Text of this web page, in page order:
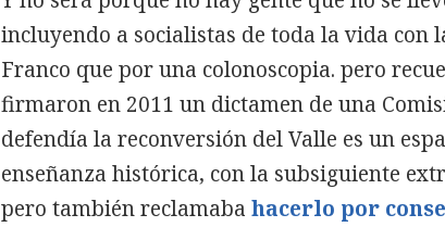
incluyendo a socialistas de toda la vida con
Franco que por una colonoscopia. pero
firmaron en 2011 un dictamen de una
defendía la reconversión del Valle es un
enseñanza histórica, con la subsiguiente
pero también reclamaba hacerlo por